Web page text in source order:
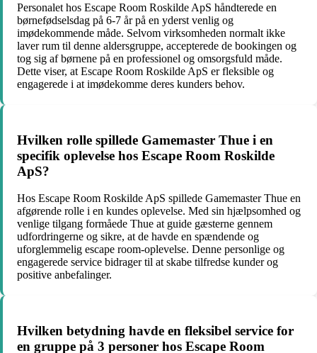
Personalet hos Escape Room Roskilde ApS håndterede en
børnefødselsdag på 6-7 år på en yderst venlig og
imødekommende måde. Selvom virksomheden normalt ikke
laver rum til denne aldersgruppe, accepterede de bookingen og
tog sig af børnene på en professionel og omsorgsfuld måde.
Dette viser, at Escape Room Roskilde ApS er fleksible og
engagerede i at imødekomme deres kunders behov.
Hvilken rolle spillede Gamemaster Thue i en
specifik oplevelse hos Escape Room Roskilde
ApS?
Hos Escape Room Roskilde ApS spillede Gamemaster Thue en
afgørende rolle i en kundes oplevelse. Med sin hjælpsomhed og
venlige tilgang formåede Thue at guide gæsterne gennem
udfordringerne og sikre, at de havde en spændende og
uforglemmelig escape room-oplevelse. Denne personlige og
engagerede service bidrager til at skabe tilfredse kunder og
positive anbefalinger.
Hvilken betydning havde en fleksibel service for
en gruppe på 3 personer hos Escape Room